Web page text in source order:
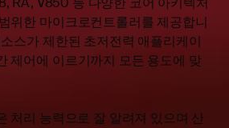
위한 마이크로컨트롤러를 제공합니
스가 제한된 초저전력 애플리케이
제어에 이르기까지 모든 용도에 맞
처리 능력으로 잘 알려져 있으며 산